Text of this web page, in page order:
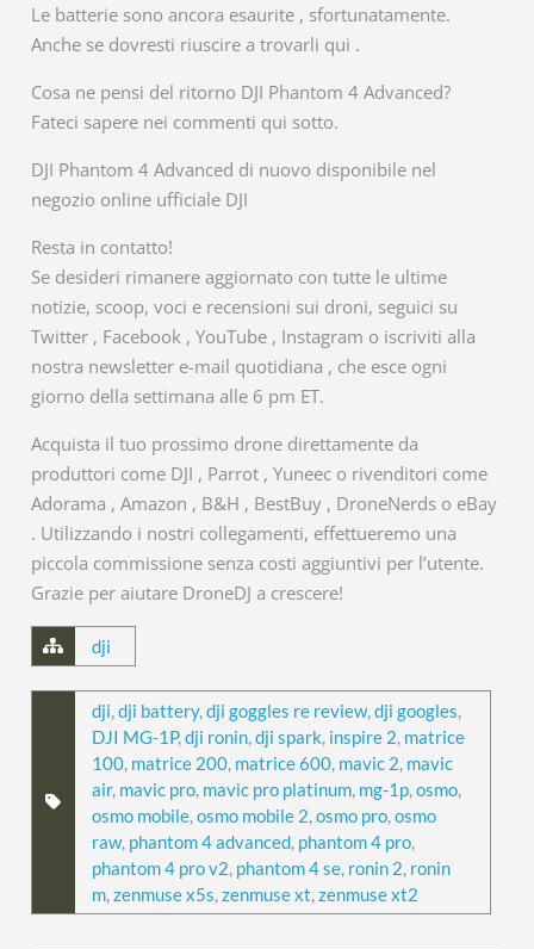
Le batterie sono ancora esaurite , sfortunatamente.
Anche se dovresti riuscire a trovarli qui .
Cosa ne pensi del ritorno DJI Phantom 4 Advanced?
Fateci sapere nei commenti qui sotto.
DJI Phantom 4 Advanced di nuovo disponibile nel
negozio online ufficiale DJI
Resta in contatto!
Se desideri rimanere aggiornato con tutte le ultime
notizie, scoop, voci e recensioni sui droni, seguici su
Twitter , Facebook , YouTube , Instagram o iscriviti alla
nostra newsletter e-mail quotidiana , che esce ogni
giorno della settimana alle 6 pm ET.
Acquista il tuo prossimo drone direttamente da
produttori come DJI , Parrot , Yuneec o rivenditori come
Adorama , Amazon , B&H , BestBuy , DroneNerds o eBay
. Utilizzando i nostri collegamenti, effettueremo una
piccola commissione senza costi aggiuntivi per l’utente.
Grazie per aiutare DroneDJ a crescere!
dji
dji,dji battery,dji goggles re review,dji googles,
DJI MG-1P,dji ronin,dji spark, inspire 2, matrice
100, matrice 200, matrice 600, mavic 2, mavic
air, mavic pro, mavic pro platinum, mg-1p,osmo,
osmo mobile,osmo mobile 2,osmo pro,osmo
raw, phantom 4 advanced, phantom 4 pro,
phantom 4 pro v2, phantom 4 se, ronin 2, ronin
m,zenmuse x5s,zenmuse xt,zenmuse xt2